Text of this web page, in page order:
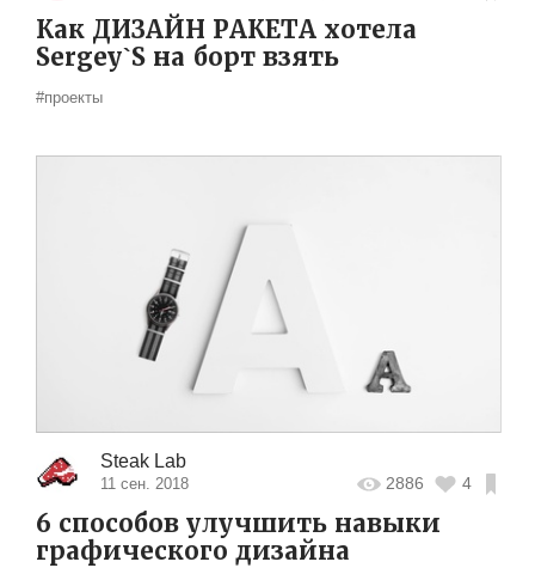
Как ДИЗАЙН РАКЕТА хотела
Sergey`S на борт взять
#проекты
Steak Lab
11 сен. 2018 2886 4
6 способов улучшить навыки
графического дизайна